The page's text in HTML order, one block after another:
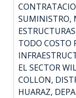
SUMINISTRO,
TODO COSTO
EL SECTOR
COLLON,
HUARAZ,